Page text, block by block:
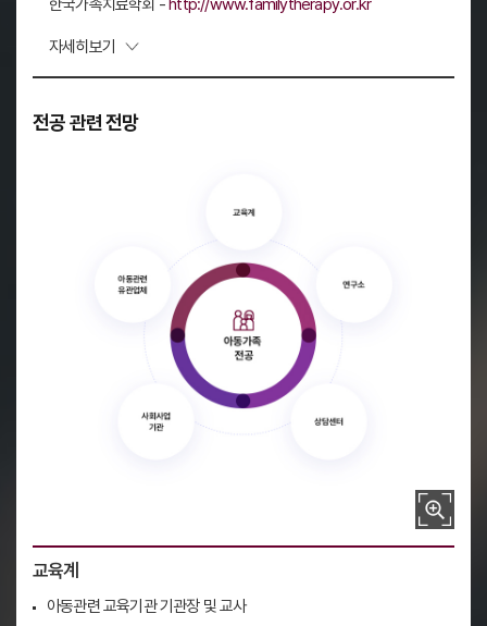
한국가족치료학회 - http://www.familytherapy.or.kr
자세히보기 펼치기
전공 관련 전망
교육계
아동관련 교육기관 기관장 및 교사